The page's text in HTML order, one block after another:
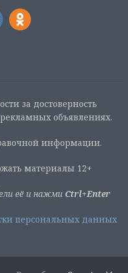
за достоверность
объявлениях.
информации.
материалы 12+
её и нажми Ctrl+Enter
персональных данных